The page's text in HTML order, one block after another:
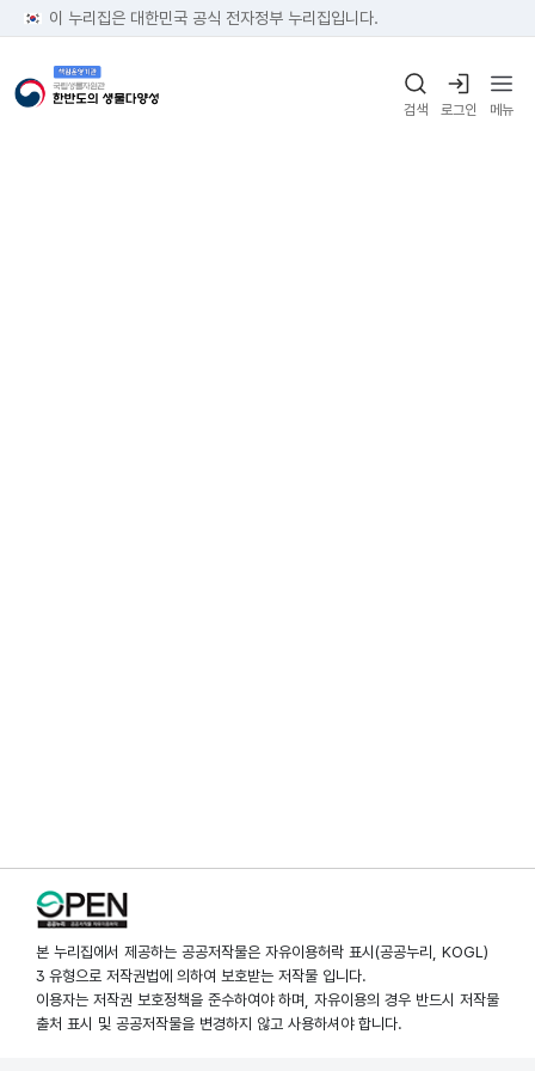
이 누리집은 대한민국 공식 전자정부 누리집입니다.
검색 로그인 메뉴
본 누리집에서 제공하는 공공저작물은 자유이용허락 표시(공공누리, KOGL)
3 유형으로 저작권법에 의하여 보호받는 저작물 입니다.
이용자는 저작권 보호정책을 준수하여야 하며, 자유이용의 경우 반드시 저작물
출처 표시 및 공공저작물을 변경하지 않고 사용하셔야 합니다.